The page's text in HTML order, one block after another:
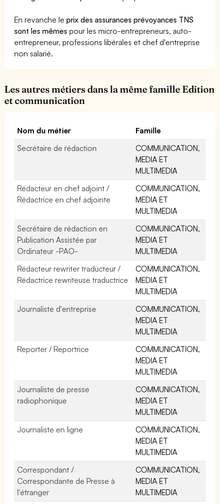
En revanche leprix des assurances prévoyances TNS
sont les mêmes pour les micro-entrepreneurs, auto-
entrepreneur, professions libérales et chef d'entreprise
non salarié.
Les autres métiers dans la même famille Edition
et communication
Nom du métier
Famille
Secrétaire de rédaction
COMMUNICATION,
MEDIA ET
MULTIMEDIA
Rédacteur en chef adjoint /
Rédactrice en chef adjointe
COMMUNICATION,
MEDIA ET
MULTIMEDIA
Secrétaire de rédaction en
Publication Assistée par
Ordinateur -PAO-
COMMUNICATION,
MEDIA ET
MULTIMEDIA
Rédacteur rewriter traducteur /
Rédactrice rewriteuse traductrice
COMMUNICATION,
MEDIA ET
MULTIMEDIA
Journaliste d'entreprise
COMMUNICATION,
MEDIA ET
MULTIMEDIA
Reporter / Reportrice
COMMUNICATION,
MEDIA ET
MULTIMEDIA
Journaliste de presse
radiophonique
COMMUNICATION,
MEDIA ET
MULTIMEDIA
Journaliste en ligne
COMMUNICATION,
MEDIA ET
MULTIMEDIA
Correspondant /
Correspondante de Presse à
l'étranger
COMMUNICATION,
MEDIA ET
MULTIMEDIA